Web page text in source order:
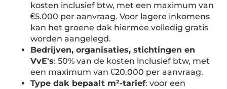
kosten inclusief btw, met een maximum van
€5.000 per aanvraag. Voor lagere inkomens
kan het groene dak hiermee volledig gratis
worden aangelegd.
Bedrijven, organisaties, stichtingen en
VvE's: 50% van de kosten inclusief btw, met
een maximum van €20.000 per aanvraag.
Type dak bepaalt m²-tarief: voor een